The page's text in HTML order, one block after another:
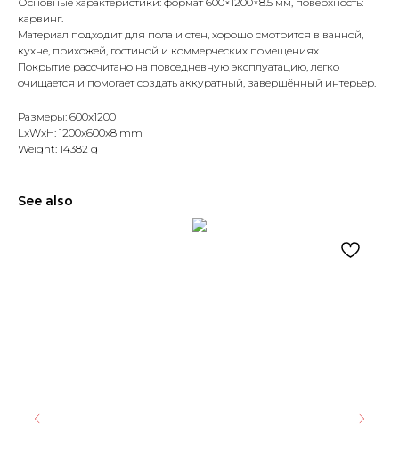
карвинг.
Материал подходит для пола и стен, хорошо смотрится в ванной,
кухне, прихожей, гостиной и коммерческих помещениях.
Покрытие рассчитано на повседневную эксплуатацию, легко
очищается и помогает создать аккуратный, завершённый интерьер.
Размеры: 600x1200
LxWxH: 1200x600x8 mm
Weight: 14382 g
See also